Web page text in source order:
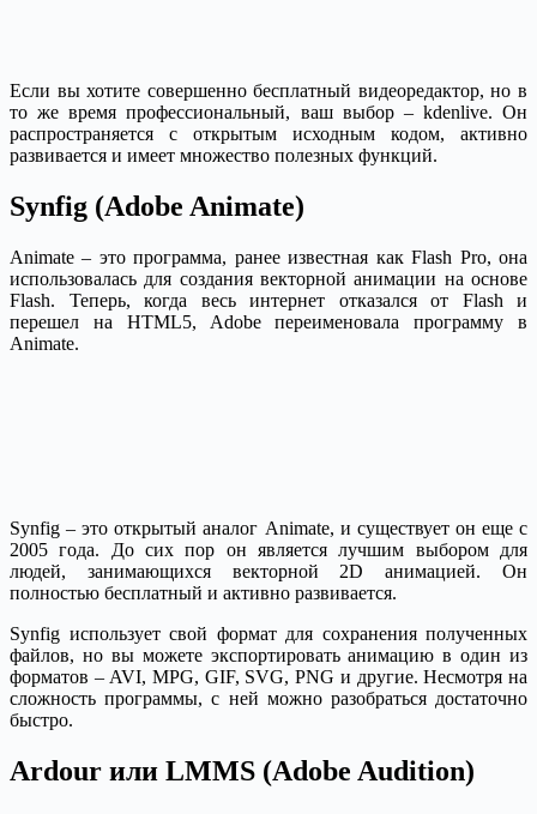
Если вы хотите совершенно бесплатный видеоредактор, но в
то же время профессиональный, ваш выбор – kdenlive. Он
распространяется с открытым исходным кодом, активно
развивается и имеет множество полезных функций.
Synfig (Adobe Animate)
Animate – это программа, ранее известная как Flash Pro, она
использовалась для создания векторной анимации на основе
Flash. Теперь, когда весь интернет отказался от Flash и
перешел на HTML5, Adobe переименовала программу в
Animate.
Synfig – это открытый аналог Animate, и существует он еще с
2005 года. До сих пор он является лучшим выбором для
людей, занимающихся векторной 2D анимацией. Он
полностью бесплатный и активно развивается.
Synfig использует свой формат для сохранения полученных
файлов, но вы можете экспортировать анимацию в один из
форматов – AVI, MPG, GIF, SVG, PNG и другие. Несмотря на
сложность программы, с ней можно разобраться достаточно
быстро.
Ardour или LMMS (Adobe Audition)